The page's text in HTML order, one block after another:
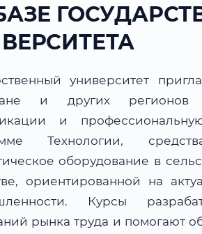
университет
и других регионов
и
Технологии,
оборудование в
ориентированной на
Курсы
рынка труда и помогают